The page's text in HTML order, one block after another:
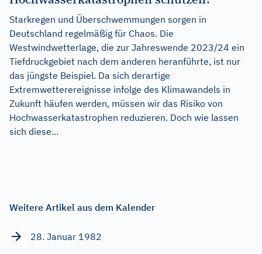
Starkregen und Überschwemmungen sorgen in
Deutschland regelmäßig für Chaos. Die
Westwindwetterlage, die zur Jahreswende 2023/24 ein
Tiefdruckgebiet nach dem anderen heranführte, ist nur
das jüngste Beispiel. Da sich derartige
Extremwetterereignisse infolge des Klimawandels in
Zukunft häufen werden, müssen wir das Risiko von
Hochwasserkatastrophen reduzieren. Doch wie lassen
sich diese...
Weitere Artikel aus dem Kalender
28. Januar 1982